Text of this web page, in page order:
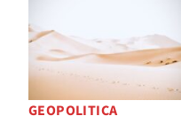
GEOPOLITICA